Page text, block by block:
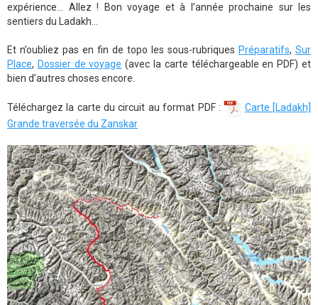
expérience… Allez ! Bon voyage et à l’année prochaine sur les
sentiers du Ladakh…
Et n’oubliez pas en fin de topo les sous-rubriques Préparatifs, Sur
Place, Dossier de voyage (avec la carte téléchargeable en PDF) et
bien d’autres choses encore.
Téléchargez la carte du circuit au format PDF :
Carte [Ladakh]
Grande traversée du Zanskar